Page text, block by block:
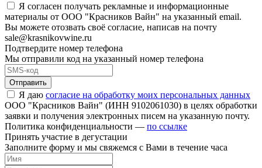
Я согласен получать рекламные и информационные
материалы от ООО "Красников Вайн" на указанный email.
Вы можете отозвать своё согласие, написав на почту
sale@krasnikovwine.ru
Подтвердите номер телефона
Мы отправили код на указанный номер телефона
Отправить
Я даю согласие на обработку моих персональных данных
ООО "Красников Вайн" (ИНН 9102061030) в целях обработки
заявки и получения электронных писем на указанную почту.
Политика конфиденциальности — по ссылке
Принять участие в дегустации
Заполните форму и мы свяжемся с Вами в течение часа